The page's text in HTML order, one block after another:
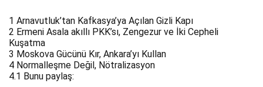
1 Arnavutluk’tan Kafkasya’ya Açılan Gizli Kapı
2 Ermeni Asala akıllı PKK’sı, Zengezur ve İki Cepheli
Kuşatma
3 Moskova Gücünü Kır, Ankara’yı Kullan
4 Normalleşme Değil, Nötralizasyon
4.1 Bunu paylaş: